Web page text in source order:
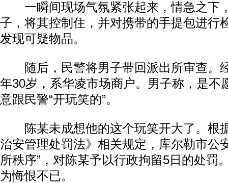
一瞬间现场气氛紧张起来，情急之下
子，将其控制住，并对携带的手提包进行
发现可疑物品。
随后，民警将男子带回派出所审查。
年30岁，系华凌市场商户。男子称，是不
意跟民警“开玩笑的”。
陈某未成想他的这个玩笑开大了。根
治安管理处罚法》相关规定，库尔勒市公
所秩序”，对陈某予以行政拘留5日的处罚
为悔恨不已。